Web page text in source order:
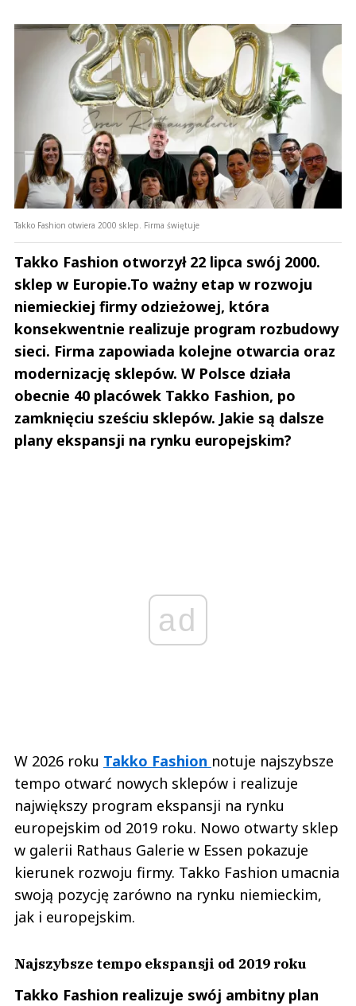
Takko Fashion otwiera 2000 sklep. Firma świętuje
Takko Fashion otworzył 22 lipca swój 2000.
sklep w Europie.To ważny etap w rozwoju
niemieckiej firmy odzieżowej, która
konsekwentnie realizuje program rozbudowy
sieci. Firma zapowiada kolejne otwarcia oraz
modernizację sklepów. W Polsce działa
obecnie 40 placówek Takko Fashion, po
zamknięciu sześciu sklepów. Jakie są dalsze
plany ekspansji na rynku europejskim?
ad
W 2026 roku Takko Fashion notuje najszybsze
tempo otwarć nowych sklepów i realizuje
największy program ekspansji na rynku
europejskim od 2019 roku. Nowo otwarty sklep
w galerii Rathaus Galerie w Essen pokazuje
kierunek rozwoju firmy. Takko Fashion umacnia
swoją pozycję zarówno na rynku niemieckim,
jak i europejskim.
Najszybsze tempo ekspansji od 2019 roku
Takko Fashion realizuje swój ambitny plan